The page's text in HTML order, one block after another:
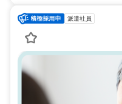
派遣社員